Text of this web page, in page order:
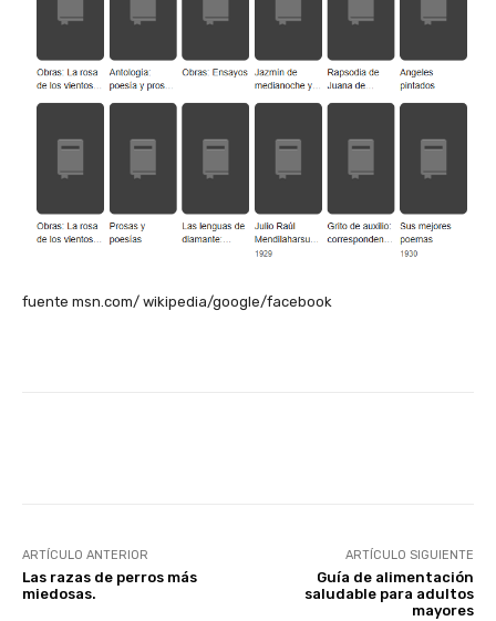
fuente msn.com/ wikipedia/google/facebook
ARTÍCULO ANTERIOR
Las razas de perros más
miedosas.
ARTÍCULO SIGUIENTE
Guía de alimentación
saludable para adultos
mayores